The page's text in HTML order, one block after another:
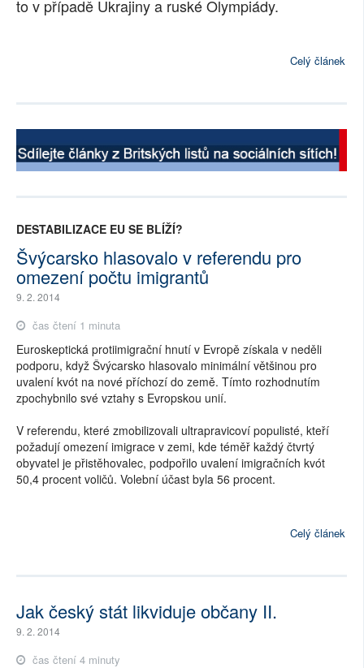
to v případě Ukrajiny a ruské Olympiády.
Celý článek
DESTABILIZACE EU SE BLÍŽÍ?
Švýcarsko hlasovalo v referendu pro
omezení počtu imigrantů
9. 2. 2014
čas čtení 1 minuta
Euroskeptická protiimigrační hnutí v Evropě získala v neděli
podporu, když Švýcarsko hlasovalo minimální většinou pro
uvalení kvót na nové příchozí do země. Tímto rozhodnutím
zpochybnilo své vztahy s Evropskou unií.
V referendu, které zmobilizovali ultrapravicoví populisté, kteří
požadují omezení imigrace v zemi, kde téměř každý čtvrtý
obyvatel je přistěhovalec, podpořilo uvalení imigračních kvót
50,4 procent voličů. Volební účast byla 56 procent.
Celý článek
Jak český stát likviduje občany II.
9. 2. 2014
čas čtení 4 minuty